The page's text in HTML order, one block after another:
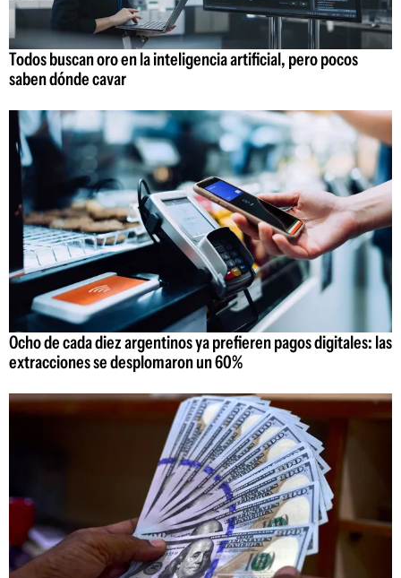
Todos buscan oro en la inteligencia artificial, pero pocos
saben dónde cavar
Ocho de cada diez argentinos ya prefieren pagos digitales: las
extracciones se desplomaron un 60%